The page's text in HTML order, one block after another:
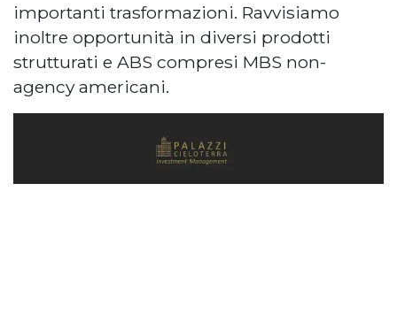
importanti trasformazioni. Ravvisiamo
inoltre opportunità in diversi prodotti
strutturati e ABS compresi MBS non-
agency americani.